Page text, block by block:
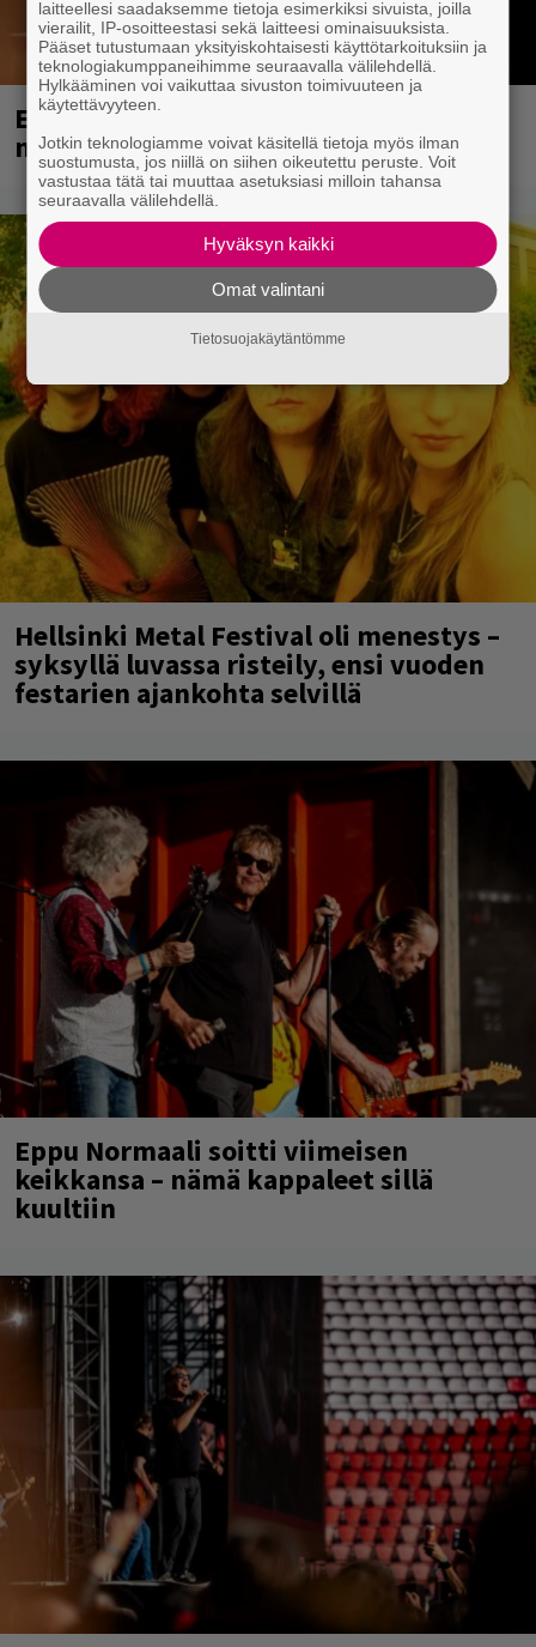
Eppu Normaalin viimeiset konsertit
näkyvät myös listoilla
Hellsinki Metal Festival oli menestys –
syksyllä luvassa risteily, ensi vuoden
festarien ajankohta selvillä
Eppu Normaali soitti viimeisen
keikkansa – nämä kappaleet sillä
kuultiin
laitteellesi saadaksemme tietoja esimerkiksi sivuista, joilla
vierailit, IP-osoitteestasi sekä laitteesi ominaisuuksista.
Pääset tutustumaan yksityiskohtaisesti käyttötarkoituksiin ja
teknologiakumppaneihimme seuraavalla välilehdellä.
Hylkääminen voi vaikuttaa sivuston toimivuuteen ja
käytettävyyteen.
Jotkin teknologiamme voivat käsitellä tietoja myös ilman
suostumusta, jos niillä on siihen oikeutettu peruste. Voit
vastustaa tätä tai muuttaa asetuksiasi milloin tahansa
seuraavalla välilehdellä.
Hyväksyn kaikki
Omat valintani
Tietosuojakäytäntömme